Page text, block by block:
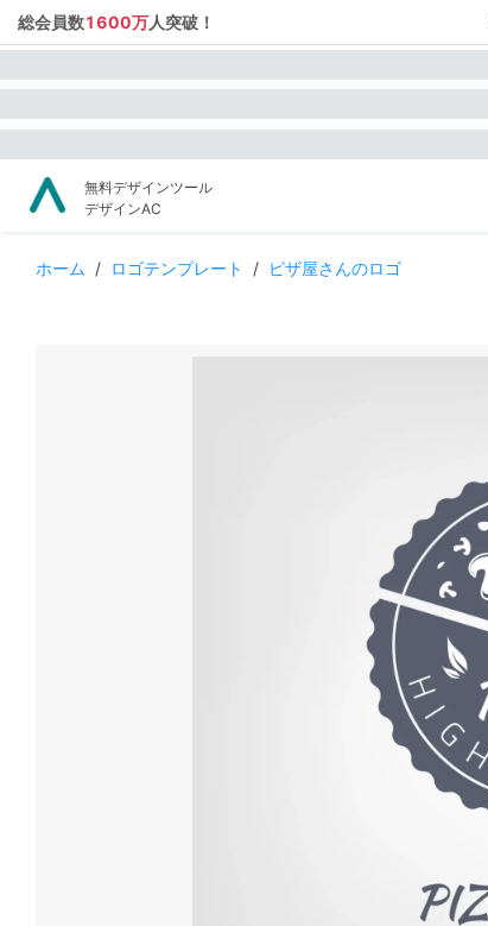
総会員数1600万人突破！
無料デザインツール
デザインAC
ホーム / ロゴテンプレート / ピザ屋さんのロゴ